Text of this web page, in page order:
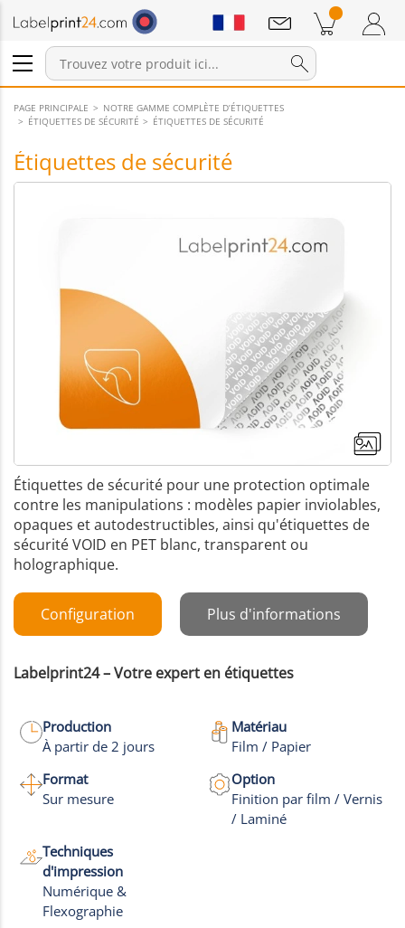
Connexion / Inscription
Produits dans le panier
Annonces
PAGE PRINCIPALE
NOTRE GAMME COMPLÈTE D’ÉTIQUETTES
ÉTIQUETTES DE SÉCURITÉ
ÉTIQUETTES DE SÉCURITÉ
Étiquettes de sécurité
Photos
Étiquettes de sécurité pour une protection optimale
contre les manipulations : modèles papier inviolables,
opaques et autodestructibles, ainsi qu'étiquettes de
sécurité VOID en PET blanc, transparent ou
holographique.
Configuration Plus d'informations
Labelprint24 – Votre expert en étiquettes
Production
À partir de 2 jours
Matériau
Film / Papier
Format
Sur mesure
Option
Finition par film / Vernis
/ Laminé
Techniques
d'impression
Numérique &
Flexographie